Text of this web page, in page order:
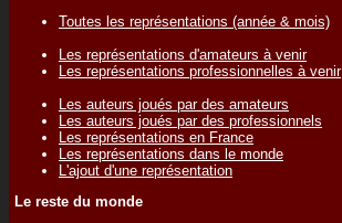
Toutes les représentations (année & mois)
Les représentations d'amateurs à venir
Les représentations professionnelles à venir
Les auteurs joués par des amateurs
Les auteurs joués par des professionnels
Les représentations en France
Les représentations dans le monde
L'ajout d'une représentation
Le reste du monde